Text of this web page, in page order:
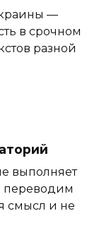
—
в срочном
разной
выполняет
переводим
смысл и не